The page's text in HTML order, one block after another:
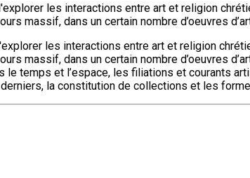
les interactions entre art et religion
massif, dans un certain nombre d’oeuvres
les interactions entre art et religion
massif, dans un certain nombre d’oeuvres
le temps et l’espace, les filiations et courants
la constitution de collections et les